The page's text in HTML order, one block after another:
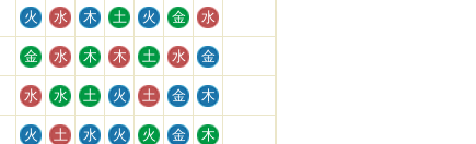
火 水 木 土 火 金 水
金 水 木 木 土 水 金
水 水 土 火 土 金 木
火 土 水 火 火 金 木